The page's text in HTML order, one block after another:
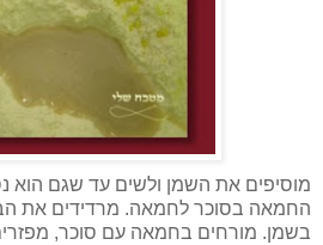
מוסיפים את השמן ולשים עד שגם הוא
החמאה בסוכר לחמאה. מרדידים את
בשמן. מורחים בחמאה עם סוכר,